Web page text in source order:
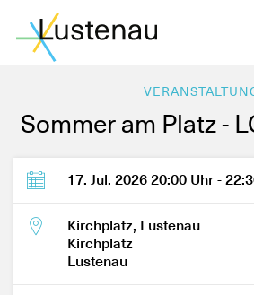
Sommer am Platz -
17. Jul. 2026 20:00 Uhr -
Kirchplatz, Lustenau
Kirchplatz
Lustenau